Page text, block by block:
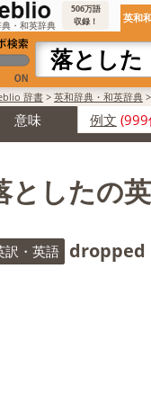
・和英辞典
506万語
収録！
英和
辞書 > 英和辞典・和英辞典 >
意味 例文 (999
としたの
訳・英語 dropped